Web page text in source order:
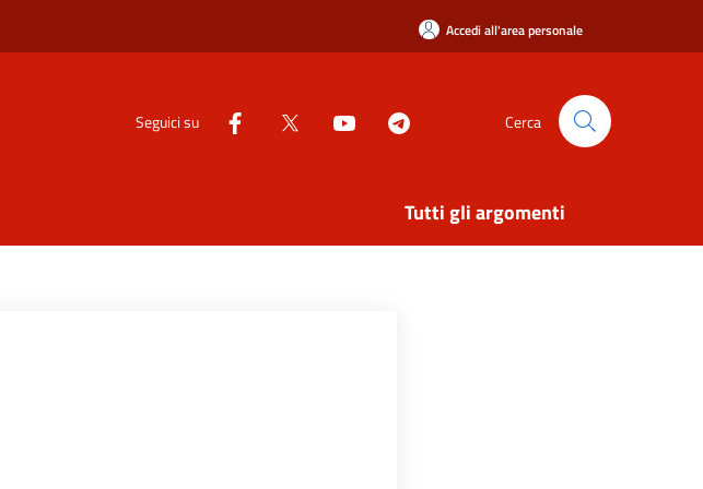
Accedi all'area personale
Seguici su Cerca
Tutti gli argomenti